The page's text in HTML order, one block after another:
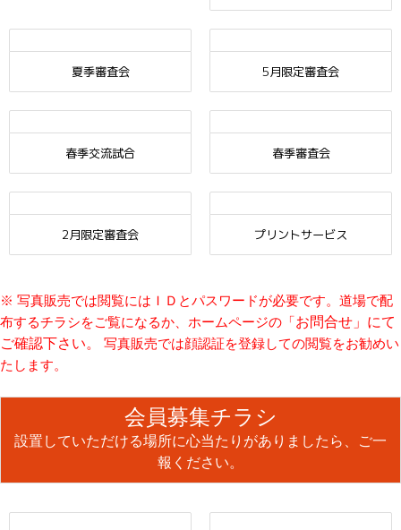
夏季審査会 5月限定審査会
春季交流試合 春季審査会
2月限定審査会 プリントサービス
※ 写真販売では閲覧にはＩＤとパスワードが必要です。道場で配
布するチラシをご覧になるか、ホームページの「 お問合せ 」にて
ご確認下さい。
写真販売では顔認証を登録しての閲覧をお勧めい
たします。
会員募集チラシ
設置していただける場所に心当たりがありましたら、ご一
報ください。